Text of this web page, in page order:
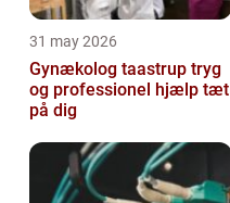
31 may 2026
Gynækolog taastrup tryg
og professionel hjælp tæt
på dig